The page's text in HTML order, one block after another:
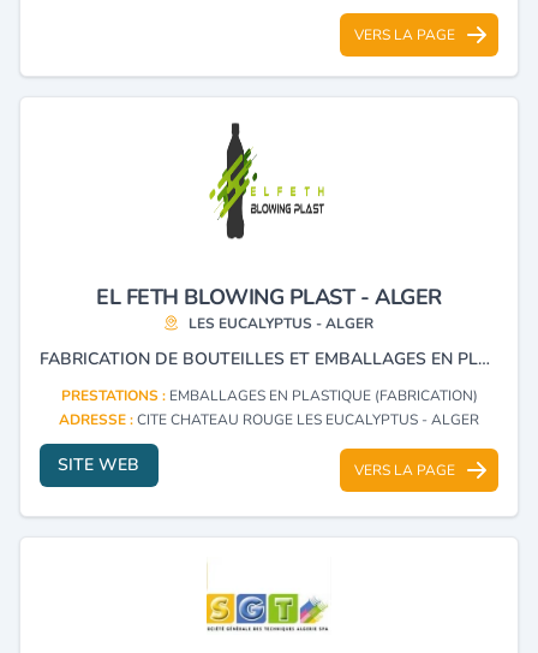
VERS LA PAGE
EL FETH BLOWING PLAST - ALGER
LES EUCALYPTUS - ALGER
FABRICATION DE BOUTEILLES ET EMBALLAGES EN PLASTIQUE PET.
PRESTATIONS : EMBALLAGES EN PLASTIQUE (FABRICATION)
ADRESSE :CITE CHATEAU ROUGE LES EUCALYPTUS - ALGER
SITE WEB VERS LA PAGE